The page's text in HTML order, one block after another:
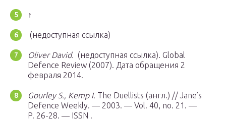
↑
(недоступная ссылка)
Oliver David. (недоступная ссылка). Global
Defence Review (2007). Дата обращения 2
февраля 2014.
Gourley S., Kemp I. The Duellists (англ.) // Jane’s
Defence Weekly. — 2003. — Vol. 40, no. 21. —
P. 26-28. — ISSN .